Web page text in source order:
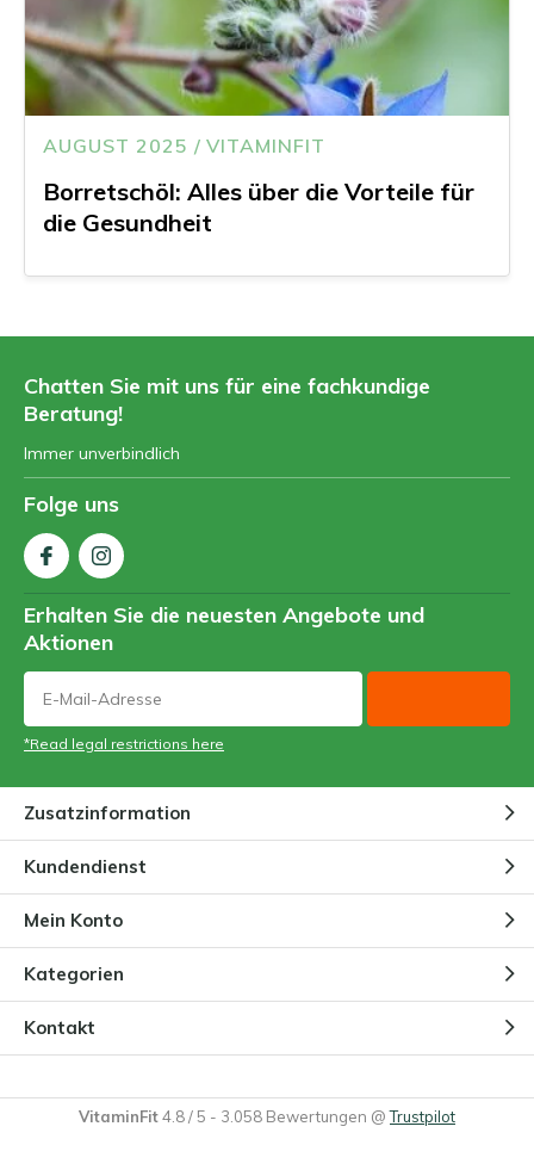
AUGUST 2025 / VITAMINFIT
Borretschöl: Alles über die Vorteile für
die Gesundheit
Chatten Sie mit uns für eine fachkundige
Beratung!
Immer unverbindlich
Folge uns
Erhalten Sie die neuesten Angebote und
Aktionen
*Read legal restrictions here
Zusatzinformation
Kundendienst
Mein Konto
Kategorien
Kontakt
VitaminFit4.8/5 - 3.058 Bewertungen @Trustpilot